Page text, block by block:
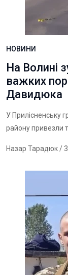
НОВИНИ
На Волині
важких
Давидюка
У Прилісненську
району привезли
Назар Тарадюк/